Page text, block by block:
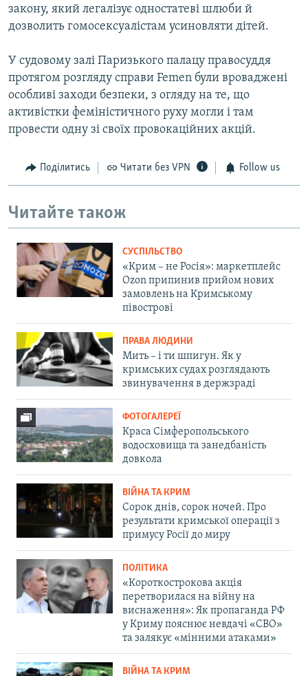
закону, який легалізує одностатеві шлюби й
дозволить гомосексуалістам усиновляти дітей.
У судовому залі Паризького палацу правосуддя
протягом розгляду справи Femen були вроваджені
особливі заходи безпеки, з огляду на те, що
активістки феміністичного руху могли і там
провести одну зі своїх провокаційних акцій.
Поділитись Читати без VPN Follow us
Читайте також
СУСПІЛЬСТВО
«Крим – не Росія»: маркетплейс
Ozon припинив прийом нових
замовлень на Кримському
півострові
ПРАВА ЛЮДИНИ
Мить – і ти шпигун. Як у
кримських судах розглядають
звинувачення в держзраді
ФОТОГАЛЕРЕЇ
Краса Сімферопольського
водосховища та занедбаність
довкола
ВІЙНА ТА КРИМ
Сорок днів, сорок ночей. Про
результати кримської операції з
примусу Росії до миру
ПОЛІТИКА
«Короткострокова акція
перетворилася на війну на
виснаження»: Як пропаганда РФ
у Криму пояснює невдачі «СВО»
та залякує «мінними атаками»
ВІЙНА ТА КРИМ